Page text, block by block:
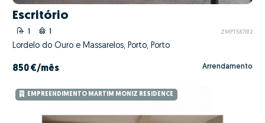
Escritório
1 1 ZMPT587012
Lordelo do Ouro e Massarelos, Porto, Porto
850 €/mês Arrendamento
EMPREENDIMENTO MARTIM MONIZ RESIDENCE